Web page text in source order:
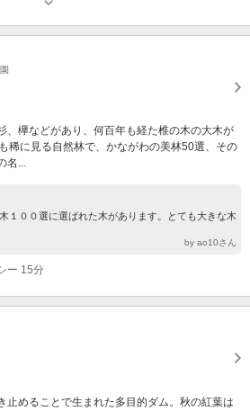
、欅などがあり、何百年も経た椎の木の大木が
稀に見る自然林で、かながわの美林50選、その
名...
１００選に選ばれた木があります。とても大きな木
by ao10さん
ー 15分
止めることで生まれた多目的ダム。秋の紅葉は